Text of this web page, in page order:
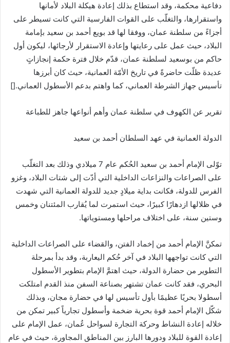
دفاعية محكمة، وقد استطاع بذلك إعادة هيكلة البلاد لأمانها
واستقرارها، والتغلّب على القوات الفارسية التي كانت تسيطر على
أجزاءً من سلطنة عمان، ووفقا لها قد بويع أحمد بن سعيد بإمامة
البلاد، حيث عمل على رعايتها وإعادة الاستقرار لأرجائها، ليكون أول
حاكم من بوسعيد لسلطنة عمان، قدّم خلال فترة حكمة إنجازاتٍ
عديدة ظلّت حاضرةً في تاريخ الأمّة العمانية، حيث كان أبرزها
تأسيس جهاز الشرطة العماني، كما واهتم بدعم الأسطول العماني.[]
تقرير عن الكهوف في سلطنة عمان وأهم أنواعها جاهز للطباعة
الدولة العمانية في عهد السلطان أحمد بن سعيد
توّلى الإمام أحمد بن سعيد الحُكم عام 7 ميلادي وذلك بعد التغلّب
على الصراعات والنزاعات الداخلية التي أدّت إلى شتات البلاد، وغزو
الفرس للدولة، فكانت بداية ميلادٍ جديد للدولة العمانية التي شهدت
في ظلالها ازدهارًا كبيرًا، حيث استمرت لما يُقارب المئتنان وخمس
وستين سنة، على اختلاف مراحلها ومستوياتها.
تمكنَّ الإمام أحمد من إخماد الفتن، والقضاء على الصراعات الداخلية
التي كانت تواجهها البلاد في آخر حُكم اليعاربة، وقد بدأ بمرحلة
التطوير من حضارة الدولة، حيث اهتمَّ الإمام بتطوير الأسطول
البحري، فقد كانت عمان تشتهر بصناعة السفن منذ القدم امتلكت
أسطولا بحريًا عظيمًا بأول تأسيس لها في حضارة مجان، وبذلك
شكّل الإمام أحمد قوة بحرية ضخمة وأسطول تجارياً كبير تمكن من
خلاله إعادة النشاط وحركة التجارة لسواحل عُمان، عمل الإمام على
إعادة القوة للبلاد ودورها البارز بين المناطق المجاورة، حيث في عام